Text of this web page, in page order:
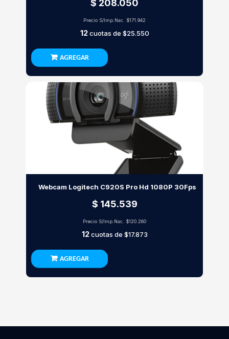
$ 208.050
Precio S/Imp.Nac. $171.942
12cuotas de $25.550
AGREGAR
Webcam Logitech C920S Pro Hd 1080P 30Fps
$ 145.539
Precio S/Imp.Nac. $120.280
12cuotas de $17.873
AGREGAR